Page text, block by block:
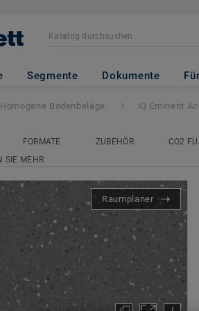
Segmente Dokumente
Acoustic -
Homogene Bodenbeläge iQ Eminent
FORMATE ZUBEHÖR CO2
SIE MEHR
Raumplaner